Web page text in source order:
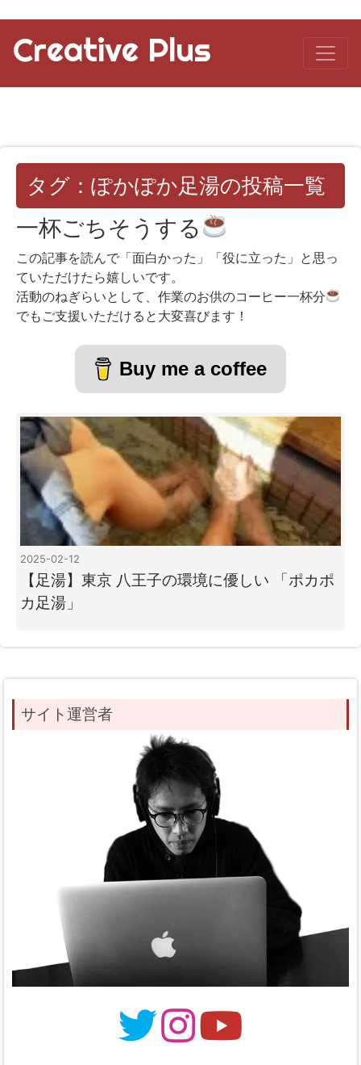
Creative Plus
タグ：ぽかぽか足湯の投稿一覧
一杯ごちそうする
この記事を読んで「面白かった」「役に立った」と思っ
ていただけたら嬉しいです。
活動のねぎらいとして、作業のお供のコーヒー一杯分
でもご支援いただけると大変喜びます！
Buy me a coffee
2025-02-12
【足湯】東京 八王子の環境に優しい 「ポカポ
カ足湯」
サイト運営者